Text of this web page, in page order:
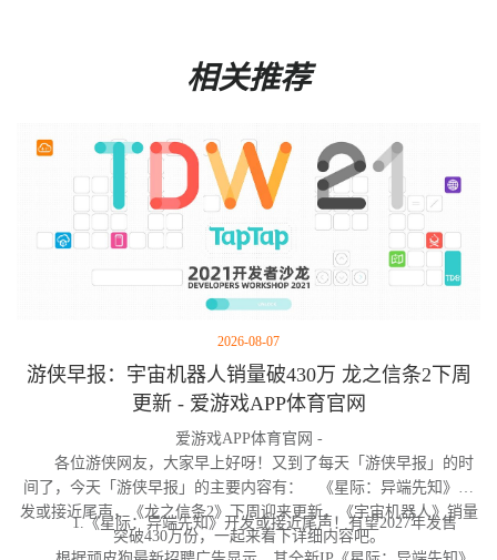
相关推荐
2026-08-07
游侠早报：宇宙机器人销量破430万 龙之信条2下周
更新 - 爱游戏APP体育官网
爱游戏APP体育官网 -
各位游侠网友，大家早上好呀！又到了每天「游侠早报」的时
间了，今天「游侠早报」的主要内容有： 《星际：异端先知》开
发或接近尾声，《龙之信条2》下周迎来更新，《宇宙机器人》销量
突破430万份，一起来看下详细内容吧。
1.《星际：异端先知》开发或接近尾声！有望2027年发售